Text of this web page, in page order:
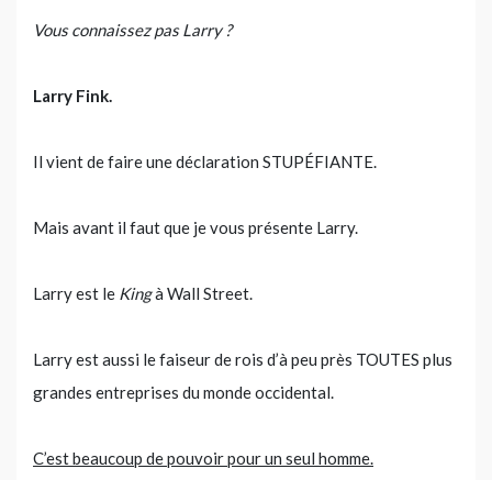
Vous connaissez pas Larry ?
Larry Fink.
Il vient de faire une déclaration STUPÉFIANTE.
Mais avant il faut que je vous présente Larry.
Larry est le Kingà Wall Street.
Larry est aussi le faiseur de rois d’à peu près TOUTES plus
grandes entreprises du monde occidental.
C’est beaucoup de pouvoir pour un seul homme.